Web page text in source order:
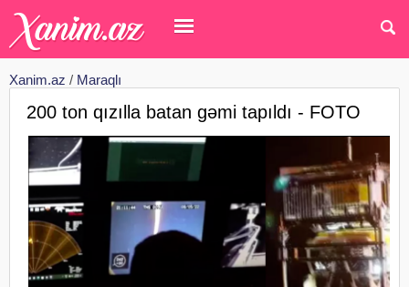
Xanim.az / Maraqlı
200 ton qızılla batan gəmi tapıldı - FOTO